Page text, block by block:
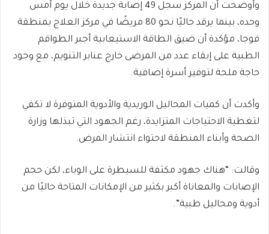
وأوضحت أن المركز سجل 49 إصابة جديدة خلال يوم أمس
وحده، بينما يرقد حاليًا نحو 80 مريضًا في مركز العلاج بمنطقة
فوجا، مؤكدة أن ضيق الطاقة الاستيعابية أجبر الطواقم
الطبية على إبقاء عدد من المرضى خارج عنابر التنويم، مع وجود
حاجة ملحة لتوفير أسرة إضافية.
وأكدت أن كميات المحاليل الوريدية والأدوية المتوفرة لا تكفي
لتغطية الاحتياجات المتزايدة، رغم الجهود التي تبذلها وزارة
الصحة وأبناء المنطقة لاحتواء انتشار المرض.
وقالت: “هناك جهود مكثفة للسيطرة على الوباء، لكن حجم
الإصابات والمعاناة أكبر بكثير من الإمكانات المتاحة حاليًا من
أدوية ومحاليل طبية”.